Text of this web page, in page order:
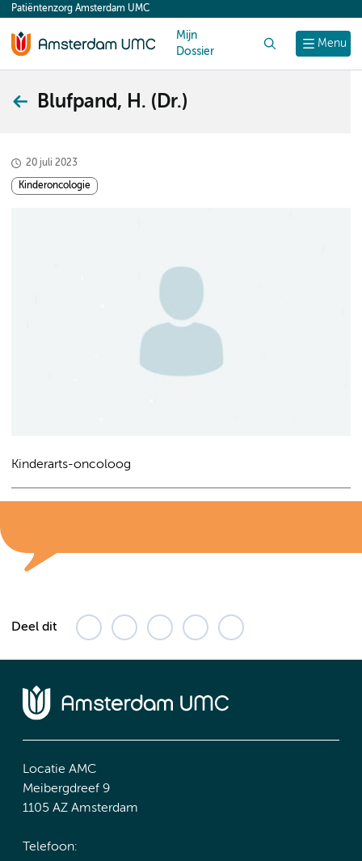
content
Menu
Patiëntenzorg Amsterdam UMC
Mijn
Dossier
Blufpand, H. (Dr.)
20 juli 2023
Kinderoncologie
Kinderarts-oncoloog
Deel dit
Locatie AMC
Meibergdreef 9
1105 AZ Amsterdam
Telefoon: